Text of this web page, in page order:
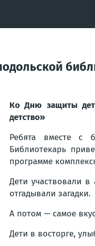
Ко Дню защиты
детство»
Ребята вместе с
Библиотекарь
программе
Дети участвовали в
отгадывали загадки.
А потом — самое
Дети в восторге,